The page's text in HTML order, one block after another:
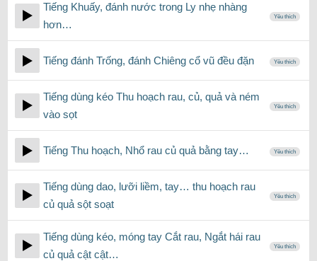
Tiếng Khuấy, đánh nước trong Ly nhẹ nhàng
hơn…
Yêu thích
Tiếng đánh Trống, đánh Chiêng cổ vũ đều đặn Yêu thích
Tiếng dùng kéo Thu hoạch rau, củ, quả và ném
vào sọt
Yêu thích
Tiếng Thu hoạch, Nhổ rau củ quả bằng tay… Yêu thích
Tiếng dùng dao, lưỡi liềm, tay… thu hoạch rau
củ quả sột soạt
Yêu thích
Tiếng dùng kéo, móng tay Cắt rau, Ngắt hái rau
củ quả cật cật…
Yêu thích